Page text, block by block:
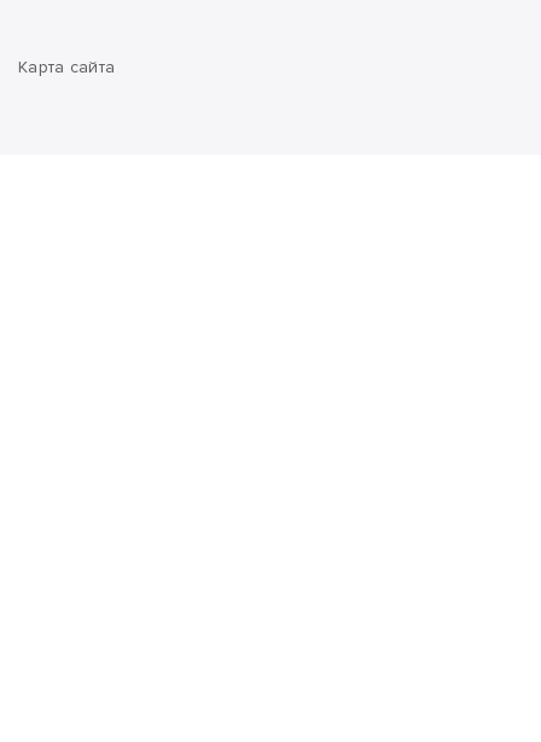
Карта сайта